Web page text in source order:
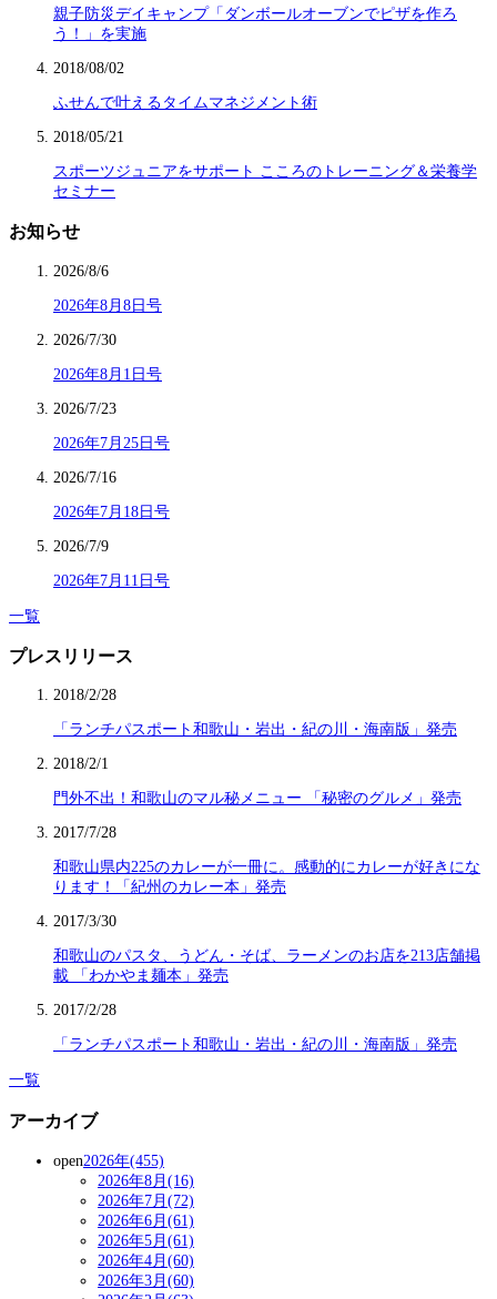
親子防災デイキャンプ「ダンボールオーブンでピザを作ろ
う！」を実施
2018/08/02
ふせんで叶えるタイムマネジメント術
2018/05/21
スポーツジュニアをサポート こころのトレーニング＆栄養学
セミナー
お知らせ
2026/8/6
2026年8月8日号
2026/7/30
2026年8月1日号
2026/7/23
2026年7月25日号
2026/7/16
2026年7月18日号
2026/7/9
2026年7月11日号
一覧
プレスリリース
2018/2/28
「ランチパスポート和歌山・岩出・紀の川・海南版」発売
2018/2/1
門外不出！和歌山のマル秘メニュー 「秘密のグルメ」発売
2017/7/28
和歌山県内225のカレーが一冊に。感動的にカレーが好きにな
ります！「紀州のカレー本」発売
2017/3/30
和歌山のパスタ、うどん・そば、ラーメンのお店を213店舗掲
載 「わかやま麺本」発売
2017/2/28
「ランチパスポート和歌山・岩出・紀の川・海南版」発売
一覧
アーカイブ
open2026年(455)
2026年8月(16)
2026年7月(72)
2026年6月(61)
2026年5月(61)
2026年4月(60)
2026年3月(60)